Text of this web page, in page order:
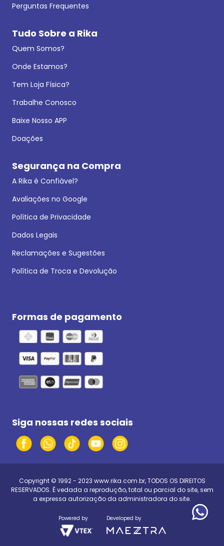
Perguntas Frequentes
Tudo Sobre a Rika
Quem Somos?
Onde Estamos?
Tem Loja Física?
Trabalhe Conosco
Baixe Nosso APP
Doações
Segurança na Compra
A Rika é Confiável?
Avaliações no Google
Política de Privacidade
Dados Legais
Reclamações e Sugestões
Política de Troca e Devolução
Formas de pagamento
Siga nossas redes sociais
Copyright © 1992 - 2023 www.rika.com.br, TODOS OS DIREITOS
RESERVADOS. É vedada a reprodução, total ou parcial do site, sem
a expressa autorização da administradora do site.
Powered by Developed by